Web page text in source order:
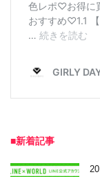
■新着記事